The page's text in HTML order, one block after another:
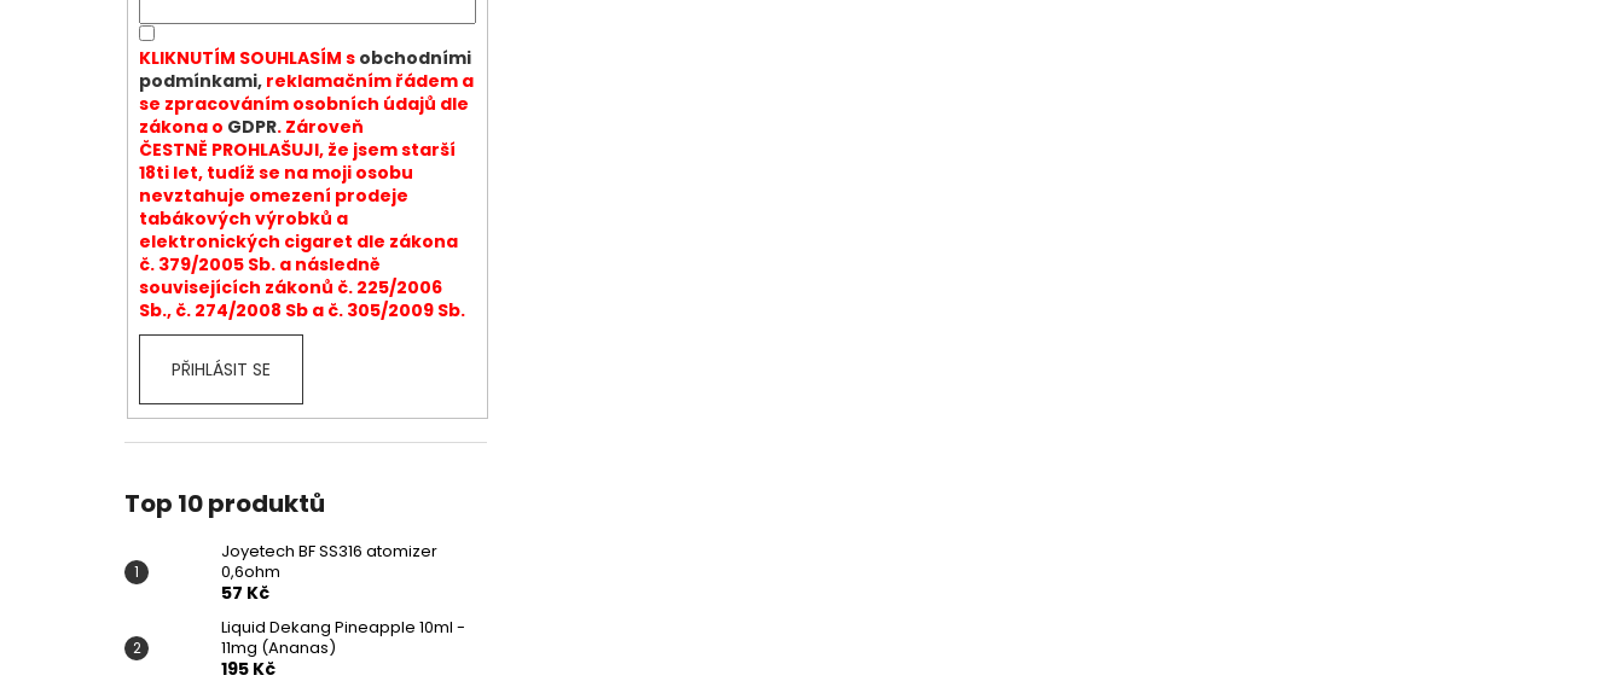
KLIKNUTÍM SOUHLASÍM s obchodními
podmínkami,reklamačním řádem a
se zpracováním osobních údajů dle
zákona o GDPR. Zároveň
ČESTNĚ PROHLAŠUJI, že jsem starší
18ti let, tudíž se na moji osobu
nevztahuje omezení prodeje
tabákových výrobků a
elektronických cigaret dle zákona
č. 379/2005 Sb. a následně
souvisejících zákonů č. 225/2006
Sb., č. 274/2008 Sb a č. 305/2009 Sb.
PŘIHLÁSIT SE
Top 10 produktů
Joyetech BF SS316 atomizer
0,6ohm
57 Kč
Liquid Dekang Pineapple 10ml -
11mg (Ananas)
195 Kč